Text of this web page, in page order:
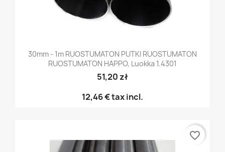
30mm - 1m RUOSTUMATON PUTKI RUOSTUMATON
RUOSTUMATON HAPPO, Luokka 1.4301
51,20 zł
12,46 €tax incl.
favorite_border